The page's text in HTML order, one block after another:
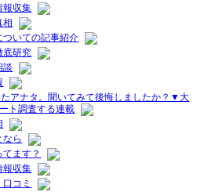
報収集
相
ついての記事紹介
底研究
談
アナタ。聞いてみて後悔しましたか？▼大
ト調査する連載
なら
ます？
報収集
コミ